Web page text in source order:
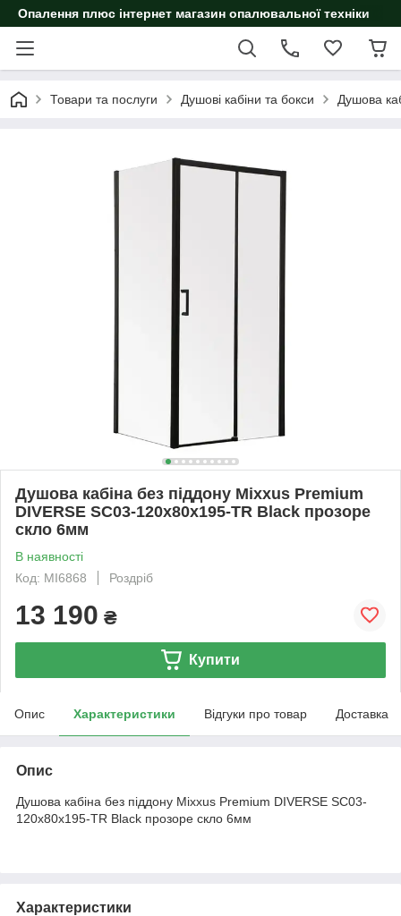
Опалення плюс інтернет магазин опалювальної техніки
Товари та послуги Душові кабіни та бокси Душова
Душова кабіна без піддону Mixxus Premium
DIVERSE SC03-120x80x195-TR Black прозоре
скло 6мм
В наявності
Код: MI6868
Роздріб
13 190 ₴
Купити
Опис Характеристики Відгуки про товар Доставка
Опис
Душова кабіна без піддону Mixxus Premium DIVERSE SC03-
120x80x195-TR Black прозоре скло 6мм
Характеристики